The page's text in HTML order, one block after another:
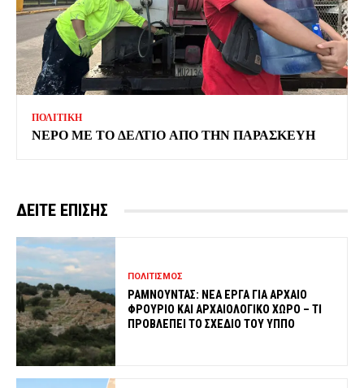
ΠΟΛΙΤΙΚΗ
ΝΕΡΟ ΜΕ ΤΟ ΔΕΛΤΙΟ ΑΠΟ ΤΗΝ ΠΑΡΑΣΚΕΥΗ
ΔΕΙΤΕ ΕΠΙΣΗΣ
ΠΟΛΙΤΙΣΜΟΣ
ΡΑΜΝΟΥΝΤΑΣ: ΝΕΑ ΕΡΓΑ ΓΙΑ ΑΡΧΑΙΟ
ΦΡΟΥΡΙΟ ΚΑΙ ΑΡΧΑΙΟΛΟΓΙΚΟ ΧΩΡΟ – ΤΙ
ΠΡΟΒΛΕΠΕΙ ΤΟ ΣΧΕΔΙΟ ΤΟΥ ΥΠΠΟ